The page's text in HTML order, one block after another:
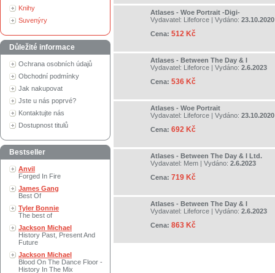
Knihy
Suvenýry
Důležité informace
Ochrana osobních údajů
Obchodní podmínky
Jak nakupovat
Jste u nás poprvé?
Kontaktujte nás
Dostupnost titulů
Bestseller
Anvil
Forged In Fire
James Gang
Best Of
Tyler Bonnie
The best of
Jackson Michael
History Past, Present And
Future
Jackson Michael
Blood On The Dance Floor -
History In The Mix
Atlases - Woe Portrait -Digi-
Vydavatel: Lifeforce | Vydáno: 23.10.2020
Cena: 512 Kč
Atlases - Between The Day & I
Vydavatel: Lifeforce | Vydáno: 2.6.2023
Cena: 536 Kč
Atlases - Woe Portrait
Vydavatel: Lifeforce | Vydáno: 23.10.2020
Cena: 692 Kč
Atlases - Between The Day & I Ltd.
Vydavatel: Mem | Vydáno: 2.6.2023
Cena: 719 Kč
Atlases - Between The Day & I
Vydavatel: Lifeforce | Vydáno: 2.6.2023
Cena: 863 Kč